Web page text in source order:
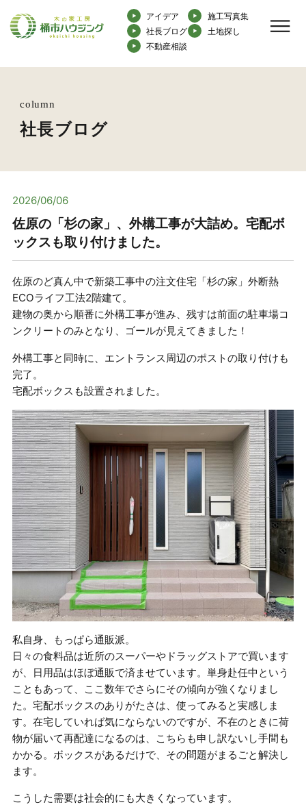
アイデア
施工写真集
社長ブログ
土地探し
不動産相談
column
社長ブログ
2026/06/06
佐原の「杉の家」、外構工事が大詰め。宅配ボ
ックスも取り付けました。
佐原のど真ん中で新築工事中の注文住宅「杉の家」外断熱
ECOライフ工法2階建て。
建物の奥から順番に外構工事が進み、残すは前面の駐車場コ
ンクリートのみとなり、ゴールが見えてきました！
外構工事と同時に、エントランス周辺のポストの取り付けも
完了。
宅配ボックスも設置されました。
私自身、もっぱら通販派。
日々の食料品は近所のスーパーやドラッグストアで買います
が、日用品はほぼ通販で済ませています。単身赴任中という
こともあって、ここ数年でさらにその傾向が強くなりまし
た。宅配ボックスのありがたさは、使ってみると実感しま
す。在宅していれば気にならないのですが、不在のときに荷
物が届いて再配達になるのは、こちらも申し訳ないし手間も
かかる。ボックスがあるだけで、その問題がまるごと解決し
ます。
こうした需要は社会的にも大きくなっています。